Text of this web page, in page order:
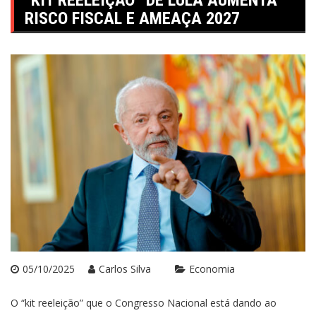
RISCO FISCAL E AMEAÇA 2027
05/10/2025 Carlos Silva Economia
O “kit reeleição” que o Congresso Nacional está dando ao